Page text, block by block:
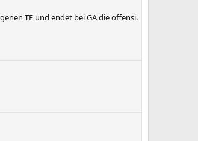
TE und endet bei GA die offensi.